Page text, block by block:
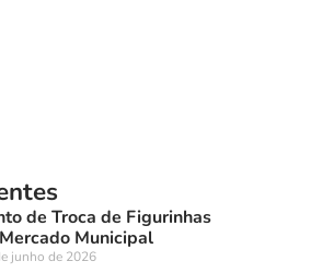
de Troca de Figurinhas
Municipal
junho de 2026